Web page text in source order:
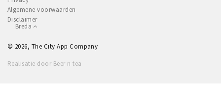
Algemene voorwaarden
Disclaimer
Breda
© 2026, The City App Company
Realisatie door Beer n tea